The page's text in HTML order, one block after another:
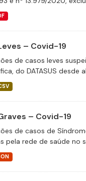
– Covid-19
de casos leves
do DATASUS desde
– Covid-19
de casos de
pela rede de saúde no